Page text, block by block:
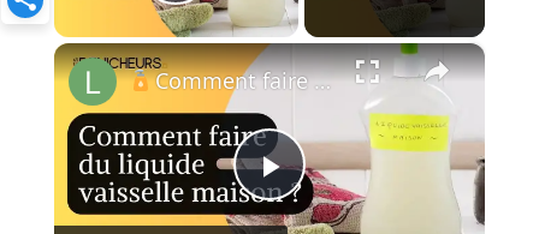
×
P
Comment faire du liquide vaisselle à la maison ?